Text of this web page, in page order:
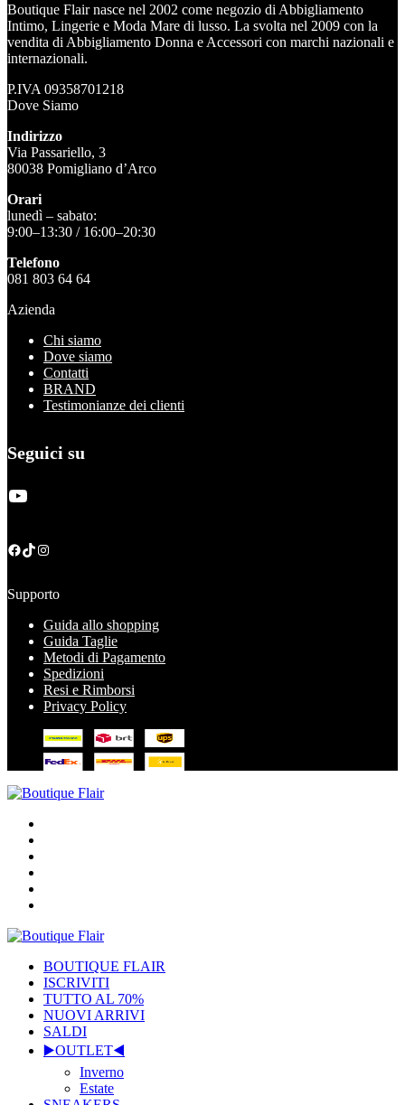
109,00 €.54,50 €.
Boutique Flair nasce nel 2002 come negozio di Abbigliamento
Intimo, Lingerie e Moda Mare di lusso. La svolta nel 2009 con la
vendita di Abbigliamento Donna e Accessori con marchi nazionali e
internazionali.
P.IVA 09358701218
Dove Siamo
Indirizzo
Via Passariello, 3
80038 Pomigliano d’Arco
Orari
lunedì – sabato:
9:00–13:30 / 16:00–20:30
Telefono
081 803 64 64
Azienda
Chi siamo
Dove siamo
Contatti
BRAND
Testimonianze dei clienti
Seguici su
YouTube
Facebook TikTok Instagram
Supporto
Guida allo shopping
Guida Taglie
Metodi di Pagamento
Spedizioni
Resi e Rimborsi
Privacy Policy
BOUTIQUE FLAIR
ISCRIVITI
TUTTO AL 70%
NUOVI ARRIVI
SALDI
▶️OUTLET◀️
Inverno
Estate